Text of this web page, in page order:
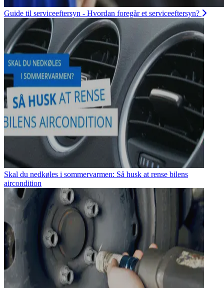
Guide til serviceeftersyn - Hvordan foregår et serviceeftersyn?
Skal du nedkøles i sommervarmen: Så husk at rense bilens
aircondition